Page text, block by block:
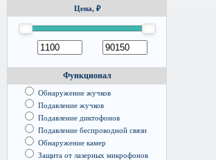
Цена, ₽
Функционал
Обнаружение жучков
Подавление жучков
Подавление диктофонов
Подавление беспроводной связи
Обнаружение камер
Защита от лазерных микрофонов